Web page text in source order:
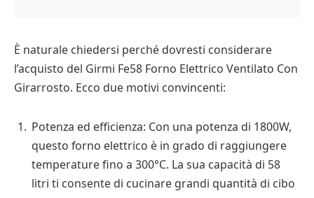
È naturale chiedersi perché dovresti considerare
l’acquisto del Girmi Fe58 Forno Elettrico Ventilato Con
Girarrosto. Ecco due motivi convincenti:
Potenza ed efficienza: Con una potenza di 1800W,
questo forno elettrico è in grado di raggiungere
temperature fino a 300°C. La sua capacità di 58
litri ti consente di cucinare grandi quantità di cibo